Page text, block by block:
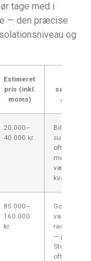
tage med i
— den præcise
og
Estimeret
pris (inkl.
moms)
særligt
/
20.000–
40.000 kr.
Billigste
ofte hurtig
men
være
kvarterer.
85.000–
160.000
kr.
God som
varmekilde
radiatorer/
— priser i
ofte i den